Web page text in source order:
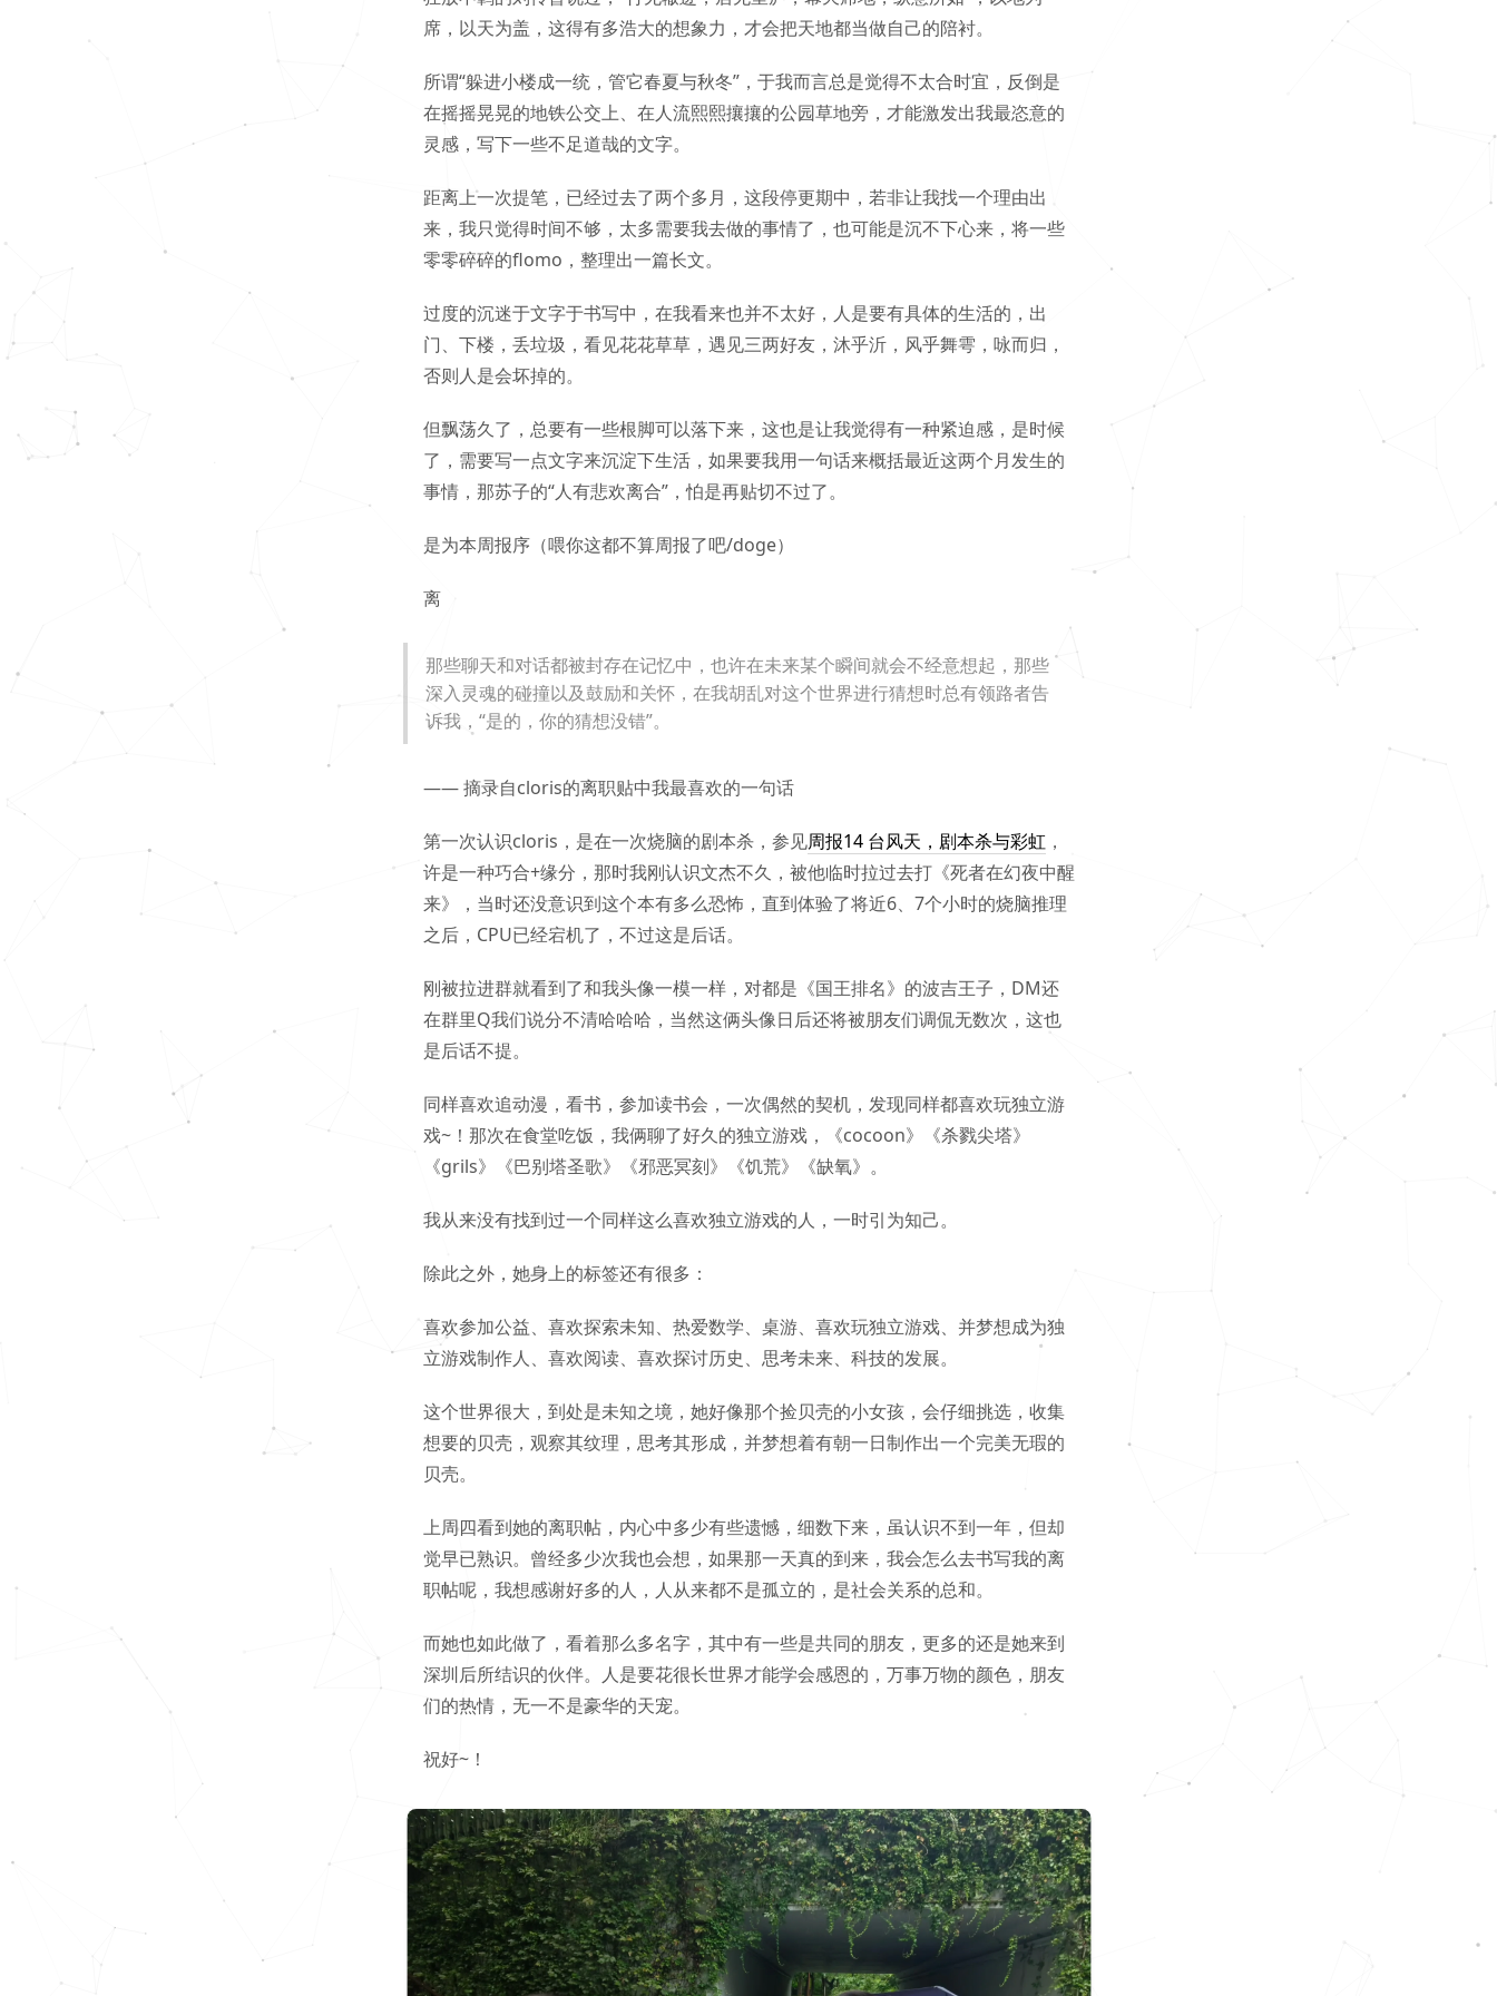
席，以天为盖，这得有多浩大的想象力，才会把天地都当做自己的陪衬。
所谓“躲进小楼成一统，管它春夏与秋冬”，于我而言总是觉得不太合时宜，反倒是
在摇摇晃晃的地铁公交上、在人流熙熙攘攘的公园草地旁，才能激发出我最恣意的
灵感，写下一些不足道哉的文字。
距离上一次提笔，已经过去了两个多月，这段停更期中，若非让我找一个理由出
来，我只觉得时间不够，太多需要我去做的事情了，也可能是沉不下心来，将一些
零零碎碎的flomo，整理出一篇长文。
过度的沉迷于文字于书写中，在我看来也并不太好，人是要有具体的生活的，出
门、下楼，丢垃圾，看见花花草草，遇见三两好友，沐乎沂，风乎舞雩，咏而归，
否则人是会坏掉的。
但飘荡久了，总要有一些根脚可以落下来，这也是让我觉得有一种紧迫感，是时候
了，需要写一点文字来沉淀下生活，如果要我用一句话来概括最近这两个月发生的
事情，那苏子的“人有悲欢离合”，怕是再贴切不过了。
是为本周报序（喂你这都不算周报了吧/doge）
离
那些聊天和对话都被封存在记忆中，也许在未来某个瞬间就会不经意想起，那些
深入灵魂的碰撞以及鼓励和关怀，在我胡乱对这个世界进行猜想时总有领路者告
诉我，“是的，你的猜想没错”。
—— 摘录自cloris的离职贴中我最喜欢的一句话
第一次认识cloris，是在一次烧脑的剧本杀，参见周报14 台风天，剧本杀与彩虹，
许是一种巧合+缘分，那时我刚认识文杰不久，被他临时拉过去打《死者在幻夜中醒
来》，当时还没意识到这个本有多么恐怖，直到体验了将近6、7个小时的烧脑推理
之后，CPU已经宕机了，不过这是后话。
刚被拉进群就看到了和我头像一模一样，对都是《国王排名》的波吉王子，DM还
在群里Q我们说分不清哈哈哈，当然这俩头像日后还将被朋友们调侃无数次，这也
是后话不提。
同样喜欢追动漫，看书，参加读书会，一次偶然的契机，发现同样都喜欢玩独立游
戏~！那次在食堂吃饭，我俩聊了好久的独立游戏，《cocoon》《杀戮尖塔》
《grils》《巴别塔圣歌》《邪恶冥刻》《饥荒》《缺氧》。
我从来没有找到过一个同样这么喜欢独立游戏的人，一时引为知己。
除此之外，她身上的标签还有很多：
喜欢参加公益、喜欢探索未知、热爱数学、桌游、喜欢玩独立游戏、并梦想成为独
立游戏制作人、喜欢阅读、喜欢探讨历史、思考未来、科技的发展。
这个世界很大，到处是未知之境，她好像那个捡贝壳的小女孩，会仔细挑选，收集
想要的贝壳，观察其纹理，思考其形成，并梦想着有朝一日制作出一个完美无瑕的
贝壳。
上周四看到她的离职帖，内心中多少有些遗憾，细数下来，虽认识不到一年，但却
觉早已熟识。曾经多少次我也会想，如果那一天真的到来，我会怎么去书写我的离
职帖呢，我想感谢好多的人，人从来都不是孤立的，是社会关系的总和。
而她也如此做了，看着那么多名字，其中有一些是共同的朋友，更多的还是她来到
深圳后所结识的伙伴。人是要花很长世界才能学会感恩的，万事万物的颜色，朋友
们的热情，无一不是豪华的天宠。
祝好~！